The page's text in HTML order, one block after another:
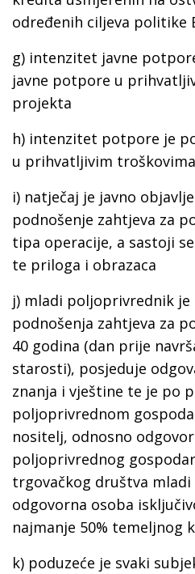
određenih ciljeva politike
g) intenzitet javne
javne potpore u
projekta
h) intenzitet potpore je
u prihvatljivim
i) natječaj je javno
podnošenje zahtjeva za
tipa operacije, a sastoji
te priloga i obrazaca
j) mladi poljoprivrednik je
podnošenja zahtjeva za
40 godina (dan prije
starosti), posjeduje
znanja i vještine te je po
poljoprivrednom
nositelj, odnosno
poljoprivrednog
trgovačkog društva
odgovorna osoba
najmanje 50% temeljnog
k) poduzeće je svaki